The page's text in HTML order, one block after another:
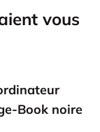
vous
Book noire